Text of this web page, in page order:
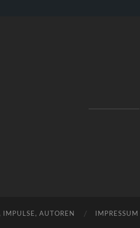
IMPULSE, AUTOREN IMPRESSUM